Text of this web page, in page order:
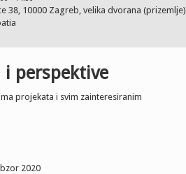
38, 10000 Zagreb, velika dvorana (prizemlje)
perspektive
projekata i svim zainteresiranim
2020